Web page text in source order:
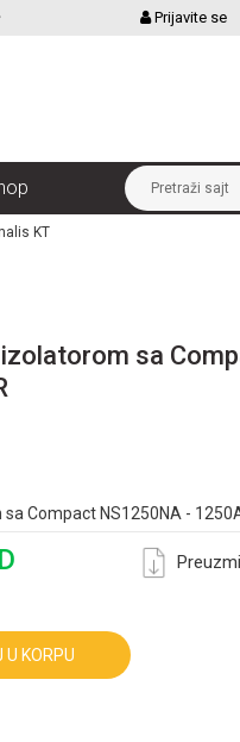
VELIKI IZBOR MODULARNIH
Prijavite se
Pretraži sajt
KT
sa
Compact NS1250NA -
U KORPU